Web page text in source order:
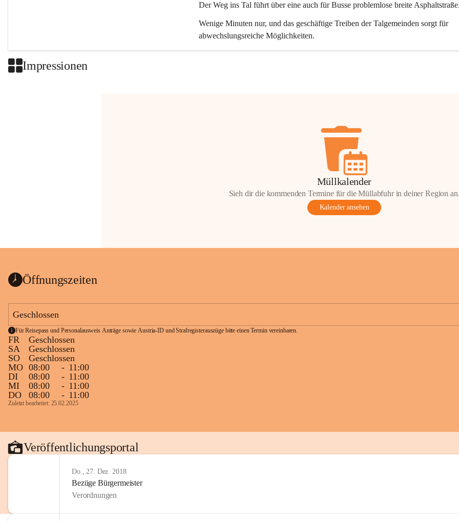
Der Weg ins Tal führt über eine auch für Busse problemlose breite
Wenige Minuten nur, und das geschäftige Treiben der Talgemeinden sorgt für
abwechslungsreiche Möglichkeiten.
Impressionen
Müllkalender
Sieh dir die kommenden Termine für die Müllabfuhr in deiner Region
Kalender ansehen
Öffnungszeiten
Geschlossen
Für Reisepass und Personalausweis Anträge sowie Austria-ID und Strafregisterauszüge bitte einen Termin vereinbaren.
FR
Geschlossen
SA
Geschlossen
SO
Geschlossen
MO 08:00 - 11:00
DI
08:00 - 11:00
MI
08:00 - 11:00
DO
08:00 - 11:00
Zuletzt bearbeitet: 25.02.2025
Veröffentlichungsportal
Do., 27. Dez. 2018
Bezüge Bürgermeister
Verordnungen